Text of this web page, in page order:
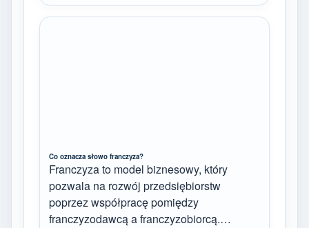
Co oznacza słowo franczyza?
Franczyza to model biznesowy, który
pozwala na rozwój przedsiębiorstw
poprzez współpracę pomiędzy
franczyzodawcą a franczyzobiorcą.…